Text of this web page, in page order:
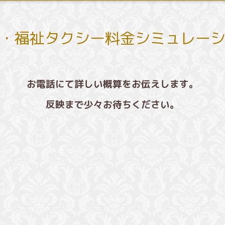
福祉タクシー料金シミュレー
お電話にて詳しい概算をお伝えします。
反映まで少々お待ちください。